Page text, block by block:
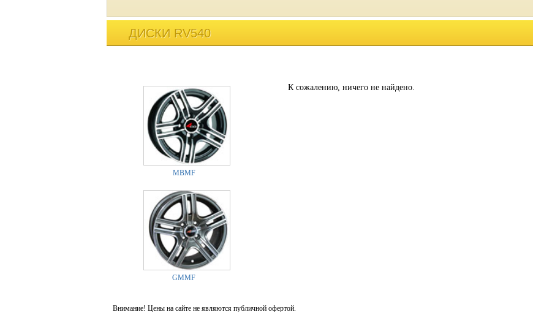
ДИСКИ RV540
MBMF
GMMF
К сожалению, ничего не найдено.
Внимание! Цены на сайте не являются публичной офертой.